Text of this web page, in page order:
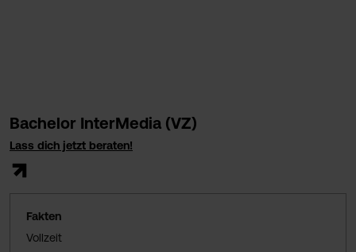
Bachelor InterMedia (VZ)
Lass dich jetzt beraten!
Fakten
Vollzeit